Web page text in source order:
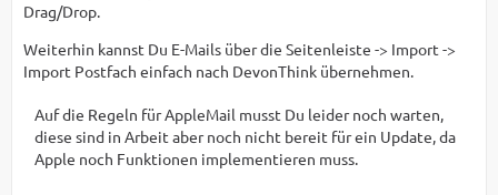
Drag/Drop.
Weiterhin kannst Du E-Mails über die Seitenleiste -> Import ->
Import Postfach einfach nach DevonThink übernehmen.
Auf die Regeln für AppleMail musst Du leider noch warten,
diese sind in Arbeit aber noch nicht bereit für ein Update, da
Apple noch Funktionen implementieren muss.